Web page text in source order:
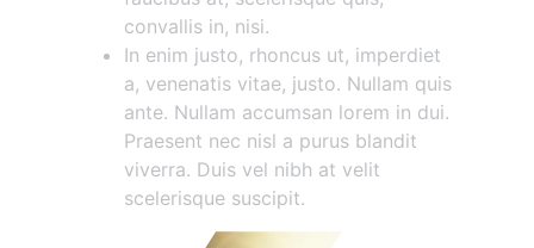
convallis in, nisi.
In enim justo, rhoncus ut, imperdiet
a, venenatis vitae, justo. Nullam quis
ante. Nullam accumsan lorem in dui.
Praesent nec nisl a purus blandit
viverra. Duis vel nibh at velit
scelerisque suscipit.